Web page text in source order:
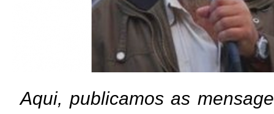
Aqui, publicamos as